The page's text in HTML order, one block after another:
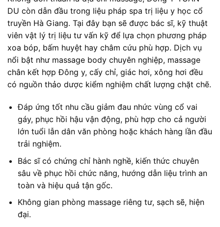
DU còn dẫn đầu trong liệu pháp spa trị liệu y học cổ
truyền Hà Giang. Tại đây bạn sẽ được bác sĩ, kỹ thuật
viên vật lý trị liệu tư vấn kỹ để lựa chọn phương pháp
xoa bóp, bấm huyệt hay châm cứu phù hợp. Dịch vụ
nổi bật như massage body chuyên nghiệp, massage
chân kết hợp Đông y, cấy chỉ, giác hơi, xông hơi đều
có nguồn thảo dược kiểm nghiệm chất lượng chặt chẽ.
Đáp ứng tốt nhu cầu giảm đau nhức vùng cổ vai
gáy, phục hồi hậu vận động, phù hợp cho cả người
lớn tuổi lẫn dân văn phòng hoặc khách hàng lần đầu
trải nghiệm.
Bác sĩ có chứng chỉ hành nghề, kiến thức chuyên
sâu về phục hồi chức năng, hướng dẫn liệu trình an
toàn và hiệu quả tận gốc.
Không gian phòng massage riêng tư, sạch sẽ, hiện
đại.